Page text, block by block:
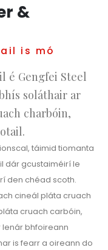
&
is mó
é Gengfei Steel
soláthair ar
charbóin,
táimid tiomanta
dár gcustaiméirí le
den chéad scoth.
cineál pláta cruach
cruach carbóin,
lenár bhfoireann
is fearr a oireann do